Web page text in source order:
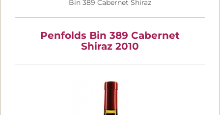
Bin 389 Cabernet Shiraz
Penfolds Bin 389 Cabernet
Shiraz 2010